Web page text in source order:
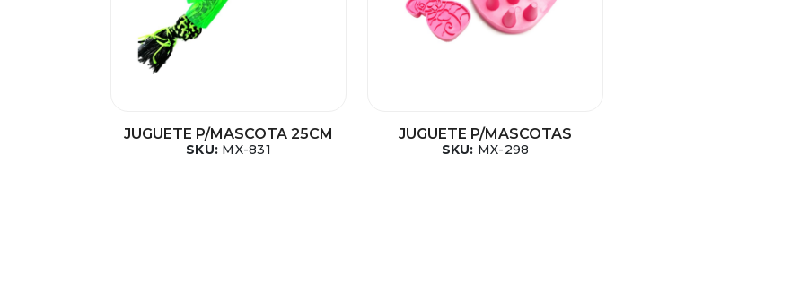
JUGUETE P/MASCOTA 25CM
SKU: MX-831
JUGUETE P/MASCOTAS
SKU: MX-298